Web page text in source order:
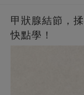
甲狀腺結節，
快點學！